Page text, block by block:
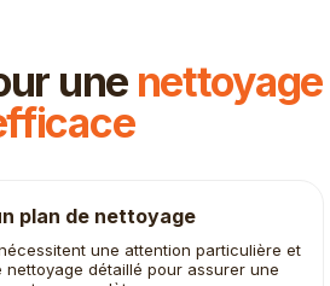
une nettoyage
plan de nettoyage
une attention particulière et
nettoyage détaillé pour assurer une